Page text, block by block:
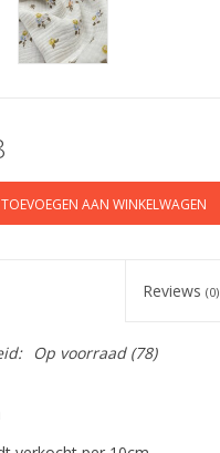
TOEVOEGEN AAN WINKELWAGEN
Reviews (0)
Op voorraad(78)